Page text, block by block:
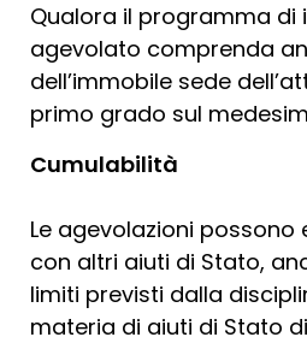
Qualora il programma di
agevolato comprenda
dell’immobile sede
primo grado sul
Cumulabilità
Le agevolazioni possono
con altri aiuti di Stato,
limiti previsti dalla
materia di aiuti di Stato